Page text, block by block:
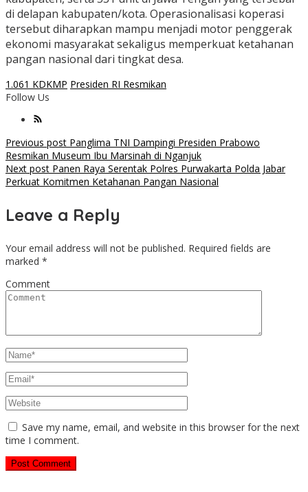
di delapan kabupaten/kota. Operasionalisasi koperasi
tersebut diharapkan mampu menjadi motor penggerak
ekonomi masyarakat sekaligus memperkuat ketahanan
pangan nasional dari tingkat desa.
1.061 KDKMP Presiden RI Resmikan
Follow Us
Post
navigation
Previous post Panglima TNI Dampingi Presiden Prabowo
Resmikan Museum Ibu Marsinah di Nganjuk
Next post Panen Raya Serentak Polres Purwakarta Polda Jabar
Perkuat Komitmen Ketahanan Pangan Nasional
Leave a Reply
Your email address will not be published. Required fields are
marked *
Comment
Save my name, email, and website in this browser for the next
time I comment.